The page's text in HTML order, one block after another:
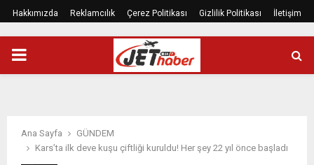
Hakkımızda Reklamcılık Çerez Politikası Gizlilik Politikası İletişim
PRIMARY
Ana Sayfa
GÜNDEM
Kars’ta ilk deve kuşu çiftliği kuruldu! Her şey 22 yıl önce başladı